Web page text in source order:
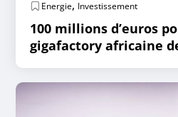
Energie, Investissement
100 millions d’euros
gigafactory africaine